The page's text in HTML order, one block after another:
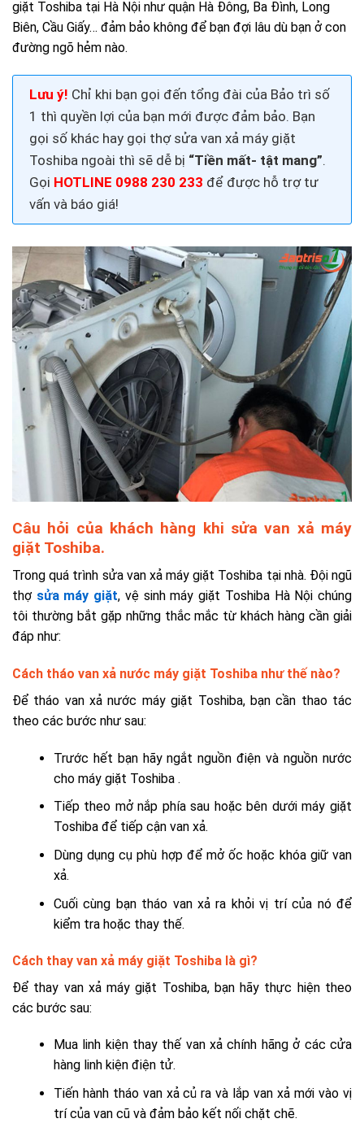
giặt Toshiba tại Hà Nội như quận Hà Đông, Ba Đình, Long
Biên, Cầu Giấy… đảm bảo không để bạn đợi lâu dù bạn ở con
đường ngõ hẻm nào.
Lưu ý! Chỉ khi bạn gọi đến tổng đài của Bảo trì số
1 thì quyền lợi của bạn mới được đảm bảo. Bạn
gọi số khác hay gọi thợ sửa van xả máy giặt
Toshiba ngoài thì sẽ dễ bị “Tiền mất- tật mang”.
Gọi HOTLINE 0988 230 233 để được hỗ trợ tư
vấn và báo giá!
Câu hỏi của khách hàng khi sửa van xả máy
giặt Toshiba.
Trong quá trình sửa van xả máy giặt Toshiba tại nhà. Đội ngũ
thợ sửa máy giặt, vệ sinh máy giặt Toshiba Hà Nội chúng
tôi thường bắt gặp những thắc mắc từ khách hàng cần giải
đáp như:
Cách tháo van xả nước máy giặt Toshiba như thế nào?
Để tháo van xả nước máy giặt Toshiba, bạn cần thao tác
theo các bước như sau:
Trước hết bạn hãy ngắt nguồn điện và nguồn nước
cho máy giặt Toshiba .
Tiếp theo mở nắp phía sau hoặc bên dưới máy giặt
Toshiba để tiếp cận van xả.
Dùng dụng cụ phù hợp để mở ốc hoặc khóa giữ van
xả.
Cuối cùng bạn tháo van xả ra khỏi vị trí của nó để
kiểm tra hoặc thay thế.
Cách thay van xả máy giặt Toshiba là gì?
Để thay van xả máy giặt Toshiba, bạn hãy thực hiện theo
các bước sau:
Mua linh kiện thay thế van xả chính hãng ở các cửa
hàng linh kiện điện tử.
Tiến hành tháo van xả củ ra và lắp van xả mới vào vị
trí của van cũ và đảm bảo kết nối chặt chẽ.